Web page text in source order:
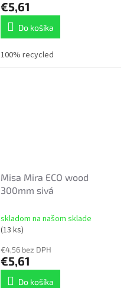
€5,61
Do košíka
100% recycled
Misa Mira ECO wood
300mm sivá
skladom na našom sklade
(13 ks)
€4,56 bez DPH
€5,61
Do košíka